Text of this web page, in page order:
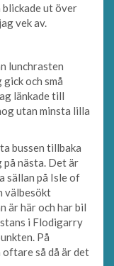
ut över
vek av.
lunchrasten
gick och små
länkade till
utan minsta lilla
bussen tillbaka
på nästa. Det är
sällan på Isle of
välbesökt
är här och har bil
i Flodigarry
På
oftare så då är det